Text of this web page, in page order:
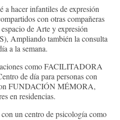
a hacer infantiles de expresión
con otras compañeras
de Arte y expresión
Ampliando también la consulta
a la semana.
como FACILITADORA
de día para personas con
FUNDACIÓN MÉMORA,
en residencias.
un centro de psicología como